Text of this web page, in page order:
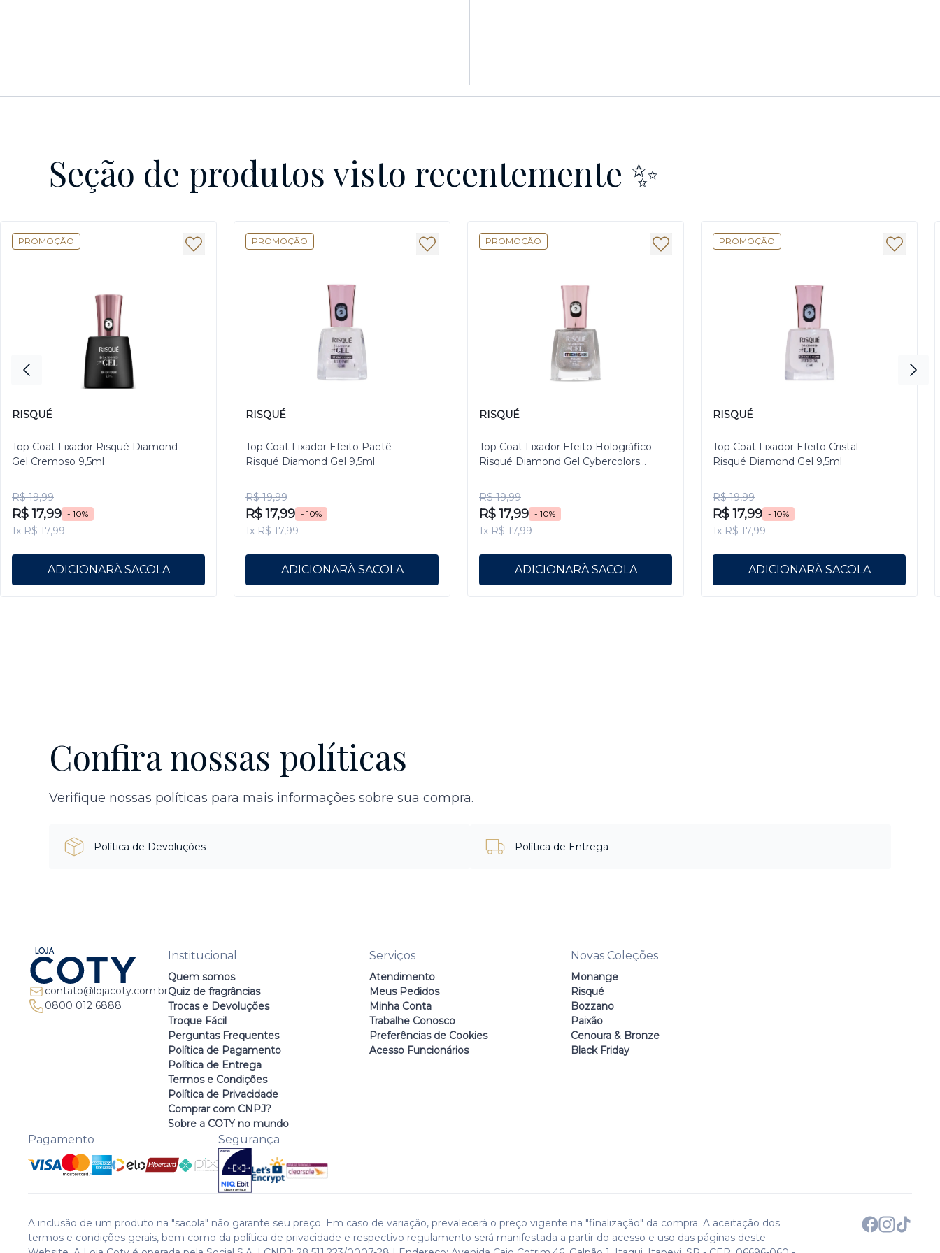
Seção de produtos visto recentemente ✨
PROMOÇÃO
RISQUÉ
Top Coat Fixador Risqué Diamond
Gel Cremoso 9,5ml
R$ 19,99
R$ 17,99 - 10%
1x R$ 17,99
ADICIONAR
PROMOÇÃO
RISQUÉ
Top Coat Fixador Efeito Paetê
Risqué Diamond Gel 9,5ml
R$ 19,99
R$ 17,99 - 10%
1x R$ 17,99
ADICIONAR
PROMOÇÃO
RISQUÉ
Top Coat Fixador Efeito Holográfico
Risqué Diamond Gel Cybercolors
R$ 19,99
R$ 17,99 - 10%
1x R$ 17,99
ADICIONAR
PROMOÇÃO
RISQUÉ
Top Coat Fixador Efeito Cristal
Risqué Diamond Gel 9,5ml
R$ 19,99
R$ 17,99 - 10%
1x R$ 17,99
ADICIONAR
Confira nossas políticas
Verifique nossas políticas para mais informações sobre sua compra.
Política de Devoluções Política de Entrega
contato@lojacoty.com.br
0800 012 6888
Institucional
Quem somos
Quiz de fragrâncias
Trocas e Devoluções
Troque Fácil
Perguntas Frequentes
Política de Pagamento
Política de Entrega
Termos e Condições
Política de Privacidade
Comprar com CNPJ?
Sobre a COTY no mundo
Serviços
Atendimento
Meus Pedidos
Minha Conta
Trabalhe Conosco
Preferências de Cookies
Acesso Funcionários
Novas Coleções
Monange
Risqué
Bozzano
Paixão
Cenoura & Bronze
Black Friday
Pagamento Segurança
A inclusão de um produto na "sacola" não garante seu preço. Em caso de variação, prevalecerá o preço vigente na "finalização" da compra. A aceitação dos
termos e condições gerais, bem como da política de privacidade e respectivo regulamento será manifestada a partir do acesso e uso das páginas deste